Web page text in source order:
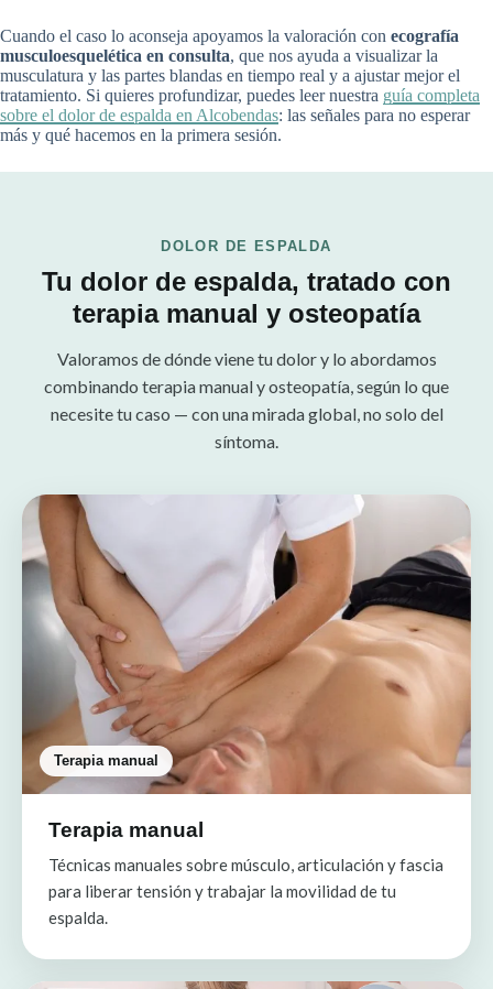
Cuando el caso lo aconseja apoyamos la valoración con ecografía
musculoesquelética en consulta, que nos ayuda a visualizar la
musculatura y las partes blandas en tiempo real y a ajustar mejor el
tratamiento. Si quieres profundizar, puedes leer nuestra guía completa
sobre el dolor de espalda en Alcobendas: las señales para no esperar
más y qué hacemos en la primera sesión.
DOLOR DE ESPALDA
Tu dolor de espalda, tratado con
terapia manual y osteopatía
Valoramos de dónde viene tu dolor y lo abordamos
combinando terapia manual y osteopatía, según lo que
necesite tu caso — con una mirada global, no solo del
síntoma.
Terapia manual
Terapia manual
Técnicas manuales sobre músculo, articulación y fascia
para liberar tensión y trabajar la movilidad de tu
espalda.